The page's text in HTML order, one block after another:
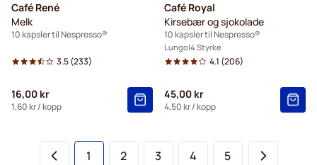
Café René
Melk
10 kapsler til Nespresso®
3.5(233)
16,00 kr
1,60 kr/ kopp
Café Royal
Kirsebær og sjokolade
10 kapsler til Nespresso®
Lungo 4 Styrke
4.1 (206)
45,00 kr
4,50 kr/ kopp
You're currently reading page
1 Side
2 Side
3 Side
4 Side
5